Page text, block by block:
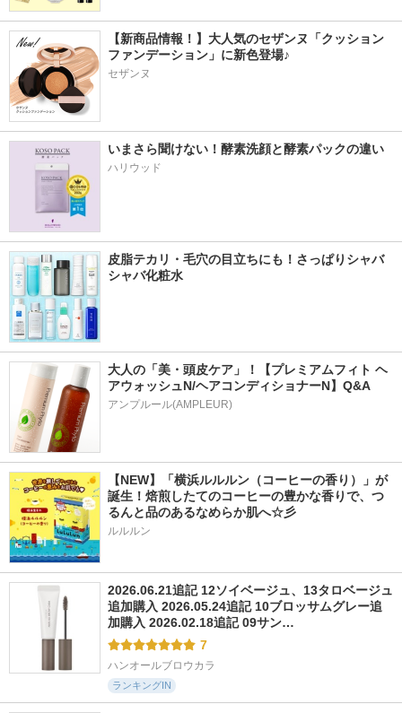
【新商品情報！】大人気のセザンヌ「クッション
ファンデーション」に新色登場♪
セザンヌ
いまさら聞けない！酵素洗顔と酵素パックの違い
ハリウッド
皮脂テカリ・毛穴の目立ちにも！さっぱりシャバ
シャバ化粧水
大人の「美・頭皮ケア」！【プレミアムフィト ヘ
アウォッシュN/ヘアコンディショナーN】Q&A
アンプルール(AMPLEUR)
【NEW】「横浜ルルルン（コーヒーの香り）」が
誕生！焙煎したてのコーヒーの豊かな香りで、つ
るんと品のあるなめらか肌へ☆彡
ルルルン
2026.06.21追記 12ソイベージュ、13タロベージュ
追加購入 2026.05.24追記 10ブロッサムグレー追
加購入 2026.02.18追記 09サン…
7
ハンオールブロウカラ
ランキングIN